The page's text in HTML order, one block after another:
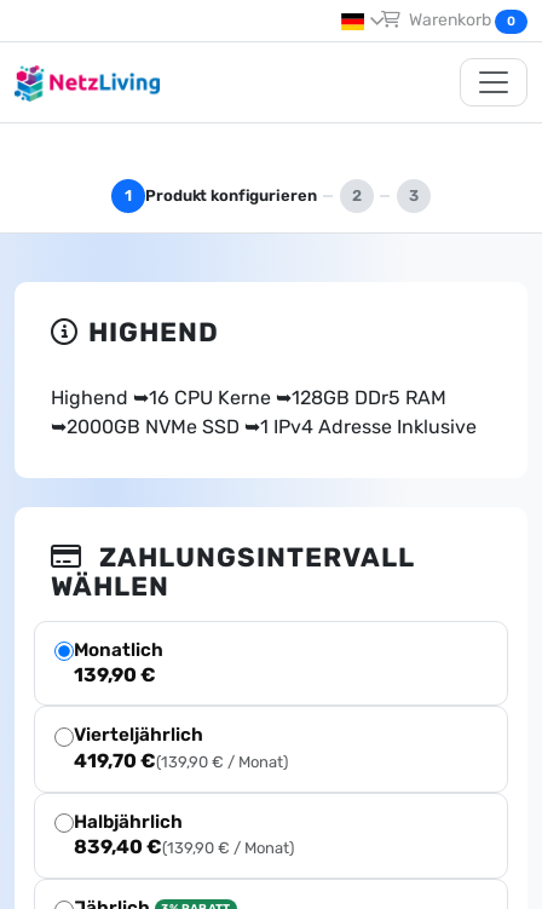
Warenkorb 0
1 Produkt konfigurieren 2 3
HIGHEND
Highend ➥16 CPU Kerne ➥128GB DDr5 RAM
➥2000GB NVMe SSD ➥1 IPv4 Adresse Inklusive
ZAHLUNGSINTERVALL
WÄHLEN
Monatlich
139,90 €
Vierteljährlich
419,70 €(139,90 € / Monat)
Halbjährlich
839,40 €(139,90 € / Monat)